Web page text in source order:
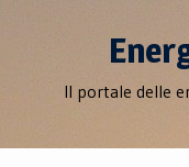
Il portale delle